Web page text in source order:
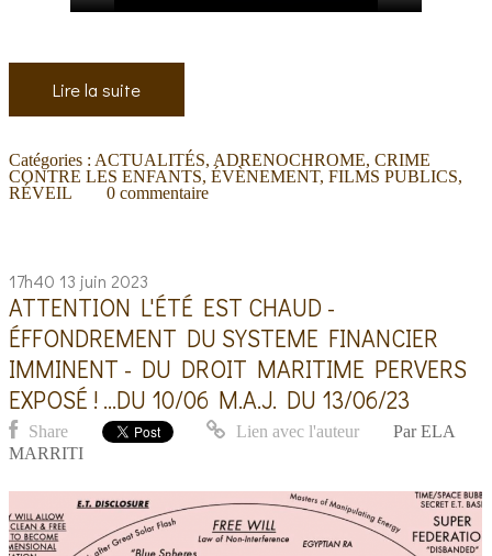
Lire la suite
Catégories : ACTUALITÉS, ADRENOCHROME,CRIME
CONTRE LES ENFANTS,ÉVÈNEMENT,FILMS PUBLICS,
RÉVEIL
0 commentaire
17h40 13 juin 2023
ATTENTION L'ÉTÉ EST CHAUD -
ÉFFONDREMENT DU SYSTEME FINANCIER
IMMINENT - DU DROIT MARITIME PERVERS
EXPOSÉ ! ...DU 10/06 M.A.J. DU 13/06/23
Share Lien avec l'auteur Par ELA
MARRITI